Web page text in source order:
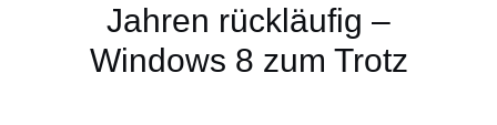
Jahren rückläufig –
Windows 8 zum Trotz